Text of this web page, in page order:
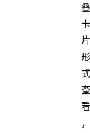
叠
卡
片
形
式
查
看
，